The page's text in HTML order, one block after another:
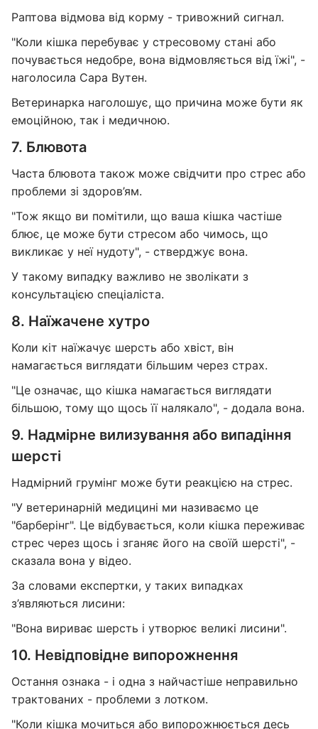
Раптова відмова від корму - тривожний сигнал.
"Коли кішка перебуває у стресовому стані або
почувається недобре, вона відмовляється від їжі", -
наголосила Сара Вутен.
Ветеринарка наголошує, що причина може бути як
емоційною, так і медичною.
7. Блювота
Часта блювота також може свідчити про стрес або
проблеми зі здоров’ям.
"Тож якщо ви помітили, що ваша кішка частіше
блює, це може бути стресом або чимось, що
викликає у неї нудоту", - стверджує вона.
У такому випадку важливо не зволікати з
консультацією спеціаліста.
8. Наїжачене хутро
Коли кіт наїжачує шерсть або хвіст, він
намагається виглядати більшим через страх.
"Це означає, що кішка намагається виглядати
більшою, тому що щось її налякало", - додала вона.
9. Надмірне вилизування або випадіння
шерсті
Надмірний грумінг може бути реакцією на стрес.
"У ветеринарній медицині ми називаємо це
"барберінг". Це відбувається, коли кішка переживає
стрес через щось і зганяє його на своїй шерсті", -
сказала вона у відео.
За словами експертки, у таких випадках
з’являються лисини:
"Вона вириває шерсть і утворює великі лисини".
10. Невідповідне випорожнення
Остання ознака - і одна з найчастіше неправильно
трактованих - проблеми з лотком.
"Коли кішка мочиться або випорожнюється десь